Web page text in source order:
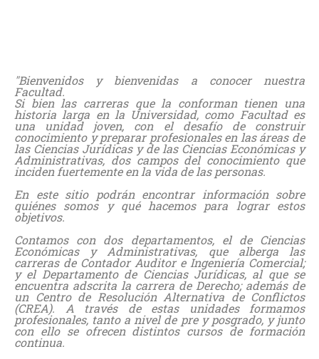
"Bienvenidos y bienvenidas a conocer nuestra
Facultad.
Si bien las carreras que la conforman tienen una
historia larga en la Universidad, como Facultad es
una unidad joven, con el desafío de construir
conocimiento y preparar profesionales en las áreas de
las Ciencias Jurídicas y de las Ciencias Económicas y
Administrativas, dos campos del conocimiento que
inciden fuertemente en la vida de las personas.
En este sitio podrán encontrar información sobre
quiénes somos y qué hacemos para lograr estos
objetivos.
Contamos con dos departamentos, el de Ciencias
Económicas y Administrativas, que alberga las
carreras de Contador Auditor e Ingeniería Comercial;
y el Departamento de Ciencias Jurídicas, al que se
encuentra adscrita la carrera de Derecho; además de
un Centro de Resolución Alternativa de Conflictos
(CREA). A través de estas unidades formamos
profesionales, tanto a nivel de pre y posgrado, y junto
con ello se ofrecen distintos cursos de formación
continua.